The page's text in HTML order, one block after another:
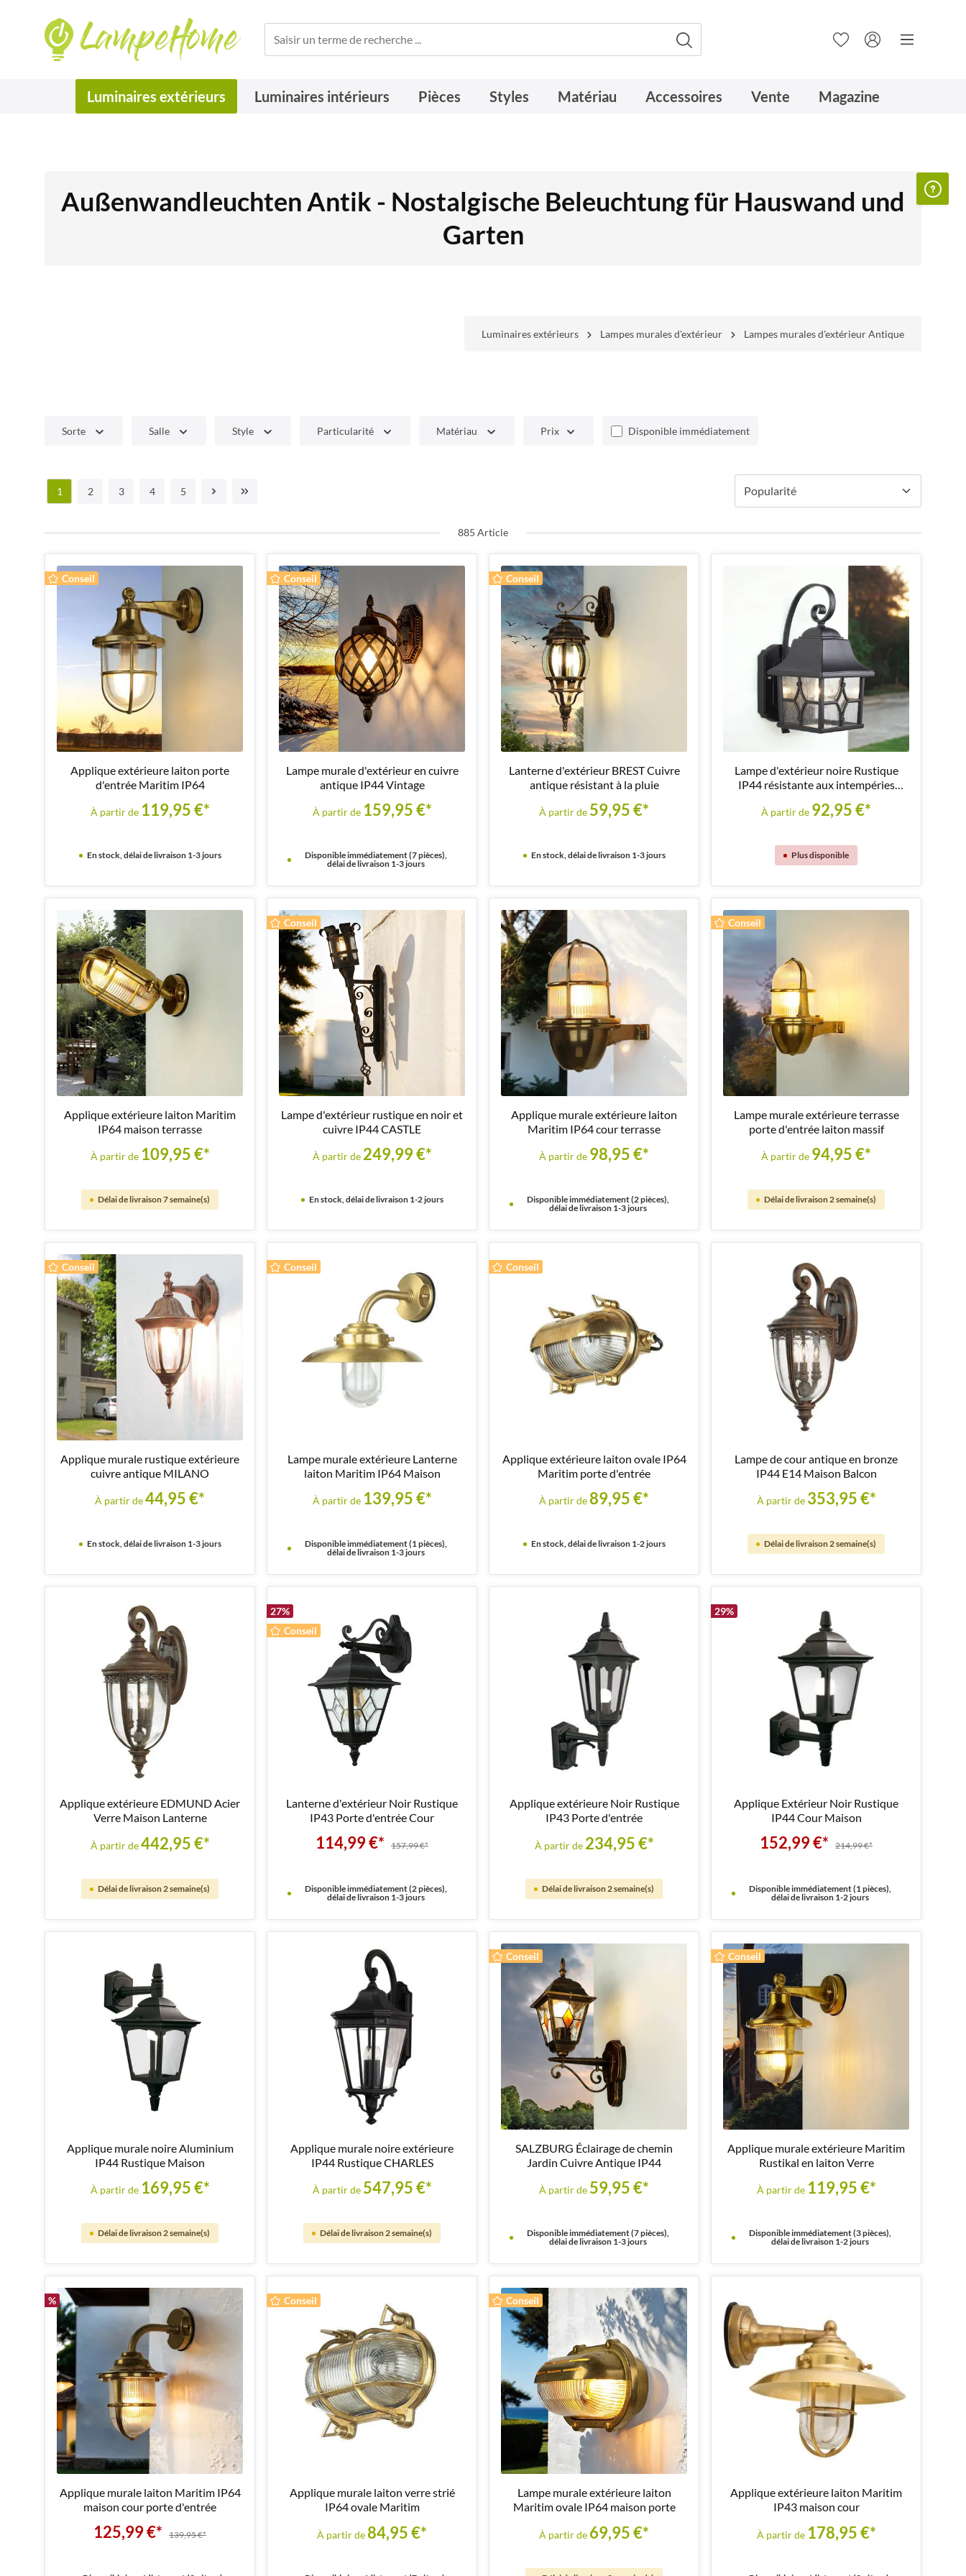
Luminaires extérieurs Luminaires intérieurs Pièces Styles Matériau Accessoires Vente Magazine
Außenwandleuchten Antik - Nostalgische Beleuchtung für Hauswand und
Garten
Luminaires extérieurs Lampes murales d'extérieur Lampes murales d'extérieur Antique
Sorte Salle Style Particularité Matériau Prix Disponible immédiatement
1 2 3 4 5
885 Article
Conseil
Applique extérieure laiton porte
d'entrée Maritim IP64
À partir de 119,95 €*
En stock, délai de livraison 1-3 jours
Conseil
Lampe murale d'extérieur en cuivre
antique IP44 Vintage
À partir de 159,95 €*
Disponible immédiatement (7 pièces),
délai de livraison 1-3 jours
Conseil
Lanterne d'extérieur BREST Cuivre
antique résistant à la pluie
À partir de 59,95 €*
En stock, délai de livraison 1-3 jours
Lampe d'extérieur noire Rustique
IP44 résistante aux intempéries
À partir de 92,95 €*
Plus disponible
Applique extérieure laiton Maritim
IP64 maison terrasse
À partir de 109,95 €*
Délai de livraison 7 semaine(s)
Conseil
Lampe d'extérieur rustique en noir et
cuivre IP44 CASTLE
À partir de 249,99 €*
En stock, délai de livraison 1-2 jours
Applique murale extérieure laiton
Maritim IP64 cour terrasse
À partir de 98,95 €*
Disponible immédiatement (2 pièces),
délai de livraison 1-3 jours
Conseil
Lampe murale extérieure terrasse
porte d'entrée laiton massif
À partir de 94,95 €*
Délai de livraison 2 semaine(s)
Conseil
Applique murale rustique extérieure
cuivre antique MILANO
À partir de44,95 €*
En stock, délai de livraison 1-3 jours
Conseil
Lampe murale extérieure Lanterne
laiton Maritim IP64 Maison
À partir de 139,95 €*
Disponible immédiatement (1 pièces),
délai de livraison 1-3 jours
Conseil
Applique extérieure laiton ovale IP64
Maritim porte d'entrée
À partir de89,95 €*
En stock, délai de livraison 1-2 jours
Lampe de cour antique en bronze
IP44 E14 Maison Balcon
À partir de 353,95 €*
Délai de livraison 2 semaine(s)
Applique extérieure EDMUND Acier
Verre Maison Lanterne
À partir de442,95 €*
Délai de livraison 2 semaine(s)
27%
Conseil
Lanterne d'extérieur Noir Rustique
IP43 Porte d'entrée Cour
114,99 €* 157,99 €*
Disponible immédiatement (2 pièces),
délai de livraison 1-3 jours
Applique extérieure Noir Rustique
IP43 Porte d'entrée
À partir de 234,95 €*
Délai de livraison 2 semaine(s)
29%
Applique Extérieur Noir Rustique
IP44 Cour Maison
152,99 €* 214,99 €*
Disponible immédiatement (1 pièces),
délai de livraison 1-2 jours
Applique murale noire Aluminium
IP44 Rustique Maison
À partir de 169,95 €*
Délai de livraison 2 semaine(s)
Applique murale noire extérieure
IP44 Rustique CHARLES
À partir de 547,95 €*
Délai de livraison 2 semaine(s)
Conseil
SALZBURG Éclairage de chemin
Jardin Cuivre Antique IP44
À partir de 59,95 €*
Disponible immédiatement (7 pièces),
délai de livraison 1-3 jours
Conseil
Applique murale extérieure Maritim
Rustikal en laiton Verre
À partir de 119,95 €*
Disponible immédiatement (3 pièces),
délai de livraison 1-2 jours
%
Applique murale laiton Maritim IP64
maison cour porte d'entrée
125,99 €* 139,95 €*
Conseil
Applique murale laiton verre strié
IP64 ovale Maritim
À partir de84,95 €*
Conseil
Lampe murale extérieure laiton
Maritim ovale IP64 maison porte
À partir de 69,95 €*
Applique extérieure laiton Maritim
IP43 maison cour
À partir de 178,95 €*